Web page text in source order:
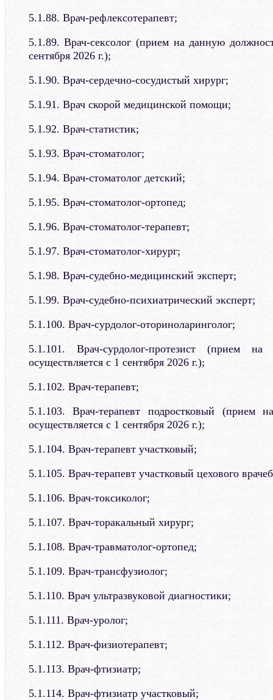
5.1.88. Врач-рефлексотерапевт;
5.1.89. Врач-сексолог (прием на данную
сентября 2026 г.);
5.1.90. Врач-сердечно-сосудистый хирург;
5.1.91. Врач скорой медицинской помощи;
5.1.92. Врач-статистик;
5.1.93. Врач-стоматолог;
5.1.94. Врач-стоматолог детский;
5.1.95. Врач-стоматолог-ортопед;
5.1.96. Врач-стоматолог-терапевт;
5.1.97. Врач-стоматолог-хирург;
5.1.98. Врач-судебно-медицинский эксперт;
5.1.99. Врач-судебно-психиатрический эксперт;
5.1.100. Врач-сурдолог-оториноларинголог;
5.1.101. Врач-сурдолог-протезист (прием
осуществляется с 1 сентября 2026 г.);
5.1.102. Врач-терапевт;
5.1.103. Врач-терапевт подростковый (прием
осуществляется с 1 сентября 2026 г.);
5.1.104. Врач-терапевт участковый;
5.1.105. Врач-терапевт участковый цехового
5.1.106. Врач-токсиколог;
5.1.107. Врач-торакальный хирург;
5.1.108. Врач-травматолог-ортопед;
5.1.109. Врач-трансфузиолог;
5.1.110. Врач ультразвуковой диагностики;
5.1.111. Врач-уролог;
5.1.112. Врач-физиотерапевт;
5.1.113. Врач-фтизиатр;
5.1.114. Врач-фтизиатр участковый;